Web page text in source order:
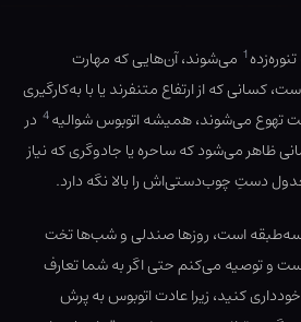
1 می‌شوند، آن‌هایی که مهارت
کسانی که از ارتفاع متنفرند یا با به‌کارگیری
تهوع می‌شوند، همیشه اتوبوس شوالیه4 در
ظاهر می‌شود که ساحره یا جادوگری که نیاز
دستِ چوب‌دستی‌اش را بالا نگه دارد.
سه‌طبقه است، روزها صندلی و شب‌ها تخت
و توصیه می‌کنم حتی اگر به شما تعارف
کنید، زیرا عادت اتوبوس به پرش